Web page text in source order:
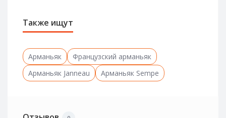
Также ищут
Арманьяк
Французский арманьяк
Арманьяк Janneau
Арманьяк Sempe